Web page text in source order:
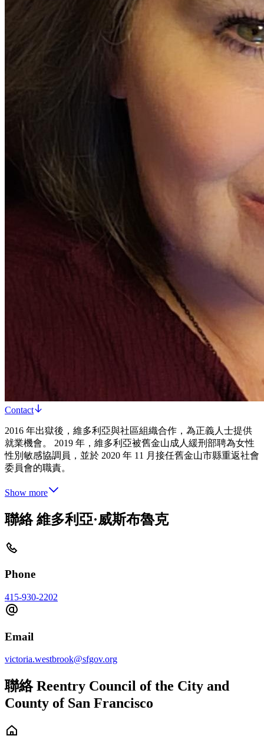
Contact
2016 年出獄後，維多利亞與社區組織合作，為正義人士提供
就業機會。 2019 年，維多利亞被舊金山成人緩刑部聘為女性
性別敏感協調員，並於 2020 年 11 月接任舊金山市縣重返社會
委員會的職責。
Show more
聯絡 維多利亞·威斯布魯克
Phone
415-930-2202
Email
victoria.westbrook@sfgov.org
聯絡 Reentry Council of the City and
County of San Francisco